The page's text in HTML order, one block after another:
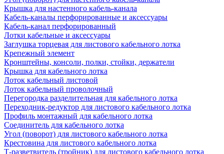
Крышка для настенного кабель-канала
Кабель-каналы перфорированные и аксессуары
Кабель-канал перфорированный
Лотки кабельные и аксессуары
Заглушка торцевая для листового кабельного лотка
Крепежный элемент
Кронштейны, консоли, полки, стойки, держатели
Крышка для кабельного лотка
Лоток кабельный листовой
Лоток кабельный проволочный
Перегородка разделительная для кабельного лотка
Переходник-редуктор для листового кабельного лотка
Профиль монтажный для кабельного лотка
Соединитель для кабельного лотка
Угол (поворот) для листового кабельного лотка
Крестовина для листового кабельного лотка
Т-разветвитель (тройник) для листового кабельного лотка